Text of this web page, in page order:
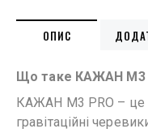
ОПИС
Що таке КАЖАН M3
КАЖАН М3 PRO – це
гравітаційні